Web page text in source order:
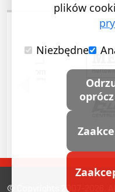
POPRZEDNI SLAJD
© Copyrights 2007-2026.
plików
Niezbędne